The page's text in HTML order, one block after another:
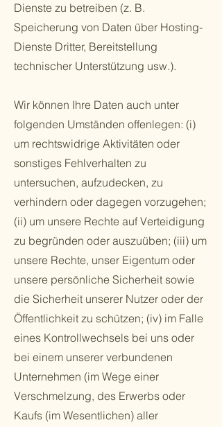
Dienste zu betreiben (z. B.
Speicherung von Daten über Hosting-
Dienste Dritter, Bereitstellung
technischer Unterstützung usw.).
Wir können Ihre Daten auch unter
folgenden Umständen offenlegen: (i)
um rechtswidrige Aktivitäten oder
sonstiges Fehlverhalten zu
untersuchen, aufzudecken, zu
verhindern oder dagegen vorzugehen;
(ii) um unsere Rechte auf Verteidigung
zu begründen oder auszuüben; (iii) um
unsere Rechte, unser Eigentum oder
unsere persönliche Sicherheit sowie
die Sicherheit unserer Nutzer oder der
Öffentlichkeit zu schützen; (iv) im Falle
eines Kontrollwechsels bei uns oder
bei einem unserer verbundenen
Unternehmen (im Wege einer
Verschmelzung, des Erwerbs oder
Kaufs (im Wesentlichen) aller